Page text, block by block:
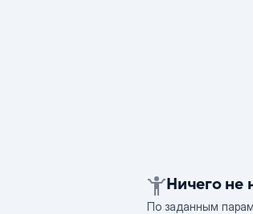
Ничего не
По заданным